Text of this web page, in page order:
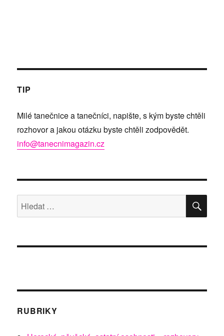
TIP
Milé tanečnice a tanečníci, napište, s kým byste chtěli
rozhovor a jakou otázku byste chtěli zodpovědět.
info@tanecnimagazin.cz
Hledat:
RUBRIKY